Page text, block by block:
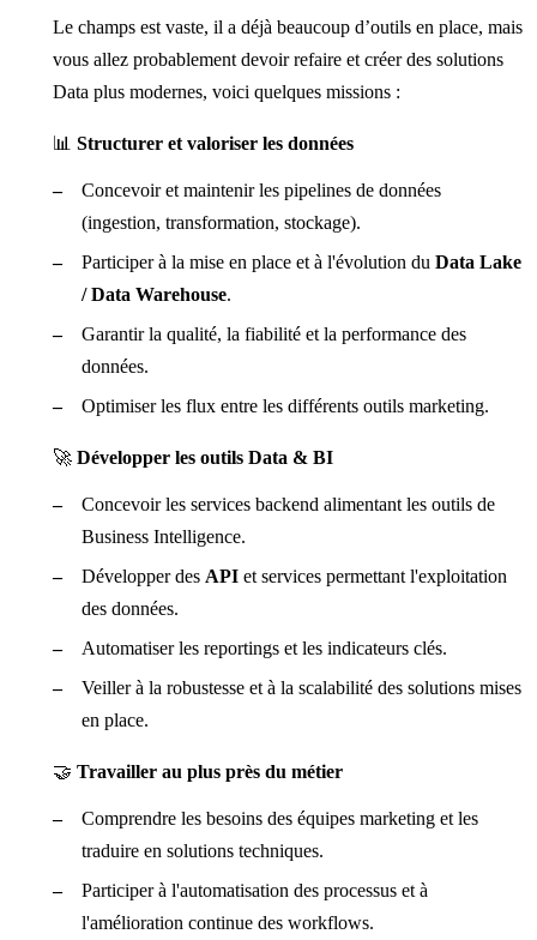
Le champs est vaste, il a déjà beaucoup d’outils en place, mais
vous allez probablement devoir refaire et créer des solutions
Data plus modernes, voici quelques missions :
📊 Structurer et valoriser les données
Concevoir et maintenir les pipelines de données
(ingestion, transformation, stockage).
Participer à la mise en place et à l'évolution du Data Lake
/ Data Warehouse.
Garantir la qualité, la fiabilité et la performance des
données.
Optimiser les flux entre les différents outils marketing.
🚀 Développer les outils Data & BI
Concevoir les services backend alimentant les outils de
Business Intelligence.
Développer des API et services permettant l'exploitation
des données.
Automatiser les reportings et les indicateurs clés.
Veiller à la robustesse et à la scalabilité des solutions mises
en place.
🤝 Travailler au plus près du métier
Comprendre les besoins des équipes marketing et les
traduire en solutions techniques.
Participer à l'automatisation des processus et à
l'amélioration continue des workflows.